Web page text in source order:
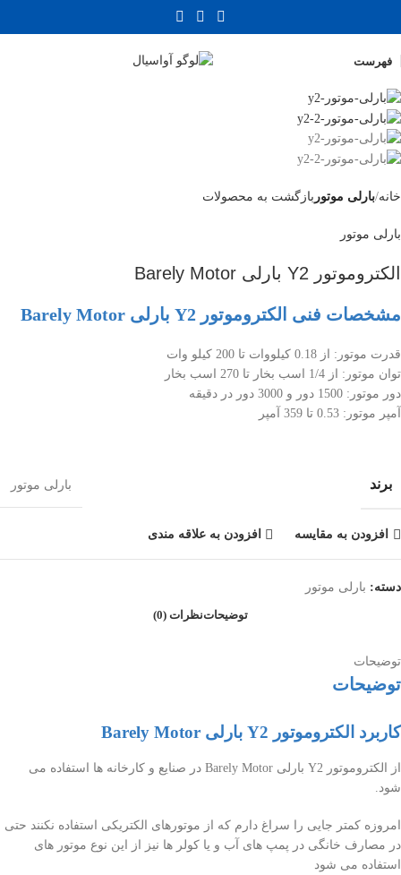
فهرست
خانه بارلی موتور بازگشت به محصولات
بارلی موتور
الکتروموتور Y2 بارلی Barely Motor
مشخصات فنی الکتروموتور Y2 بارلی Barely Motor
قدرت موتور: از 0.18 کیلووات تا 200 کیلو وات
توان موتور: از 1/4 اسب بخار تا 270 اسب بخار
دور موتور: 1500 دور و 3000 دور در دقیقه
آمپر موتور: 0.53 تا 359 آمپر
برند بارلی موتور
افزودن به مقایسه افزودن به علاقه مندی
دسته: بارلی موتور
توضیحاتنظرات (0)
توضیحات
توضیحات
کاربرد الکتروموتور Y2 بارلی Barely Motor
از الکتروموتور Y2 بارلی Barely Motor در صنایع و کارخانه ها استفاده می
شود.
امروزه کمتر جایی را سراغ دارم که از موتورهای الکتریکی استفاده نکنند حتی
در مصارف خانگی در پمپ های آب و یا کولر ها نیز از این نوع موتور های
استفاده می شود